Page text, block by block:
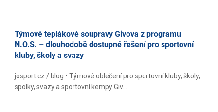
Týmové teplákové soupravy Givova z programu
N.O.S. – dlouhodobě dostupné řešení pro sportovní
kluby, školy a svazy
josport.cz / blog • Týmové oblečení pro sportovní kluby, školy,
spolky, svazy a sportovní kempy Giv...